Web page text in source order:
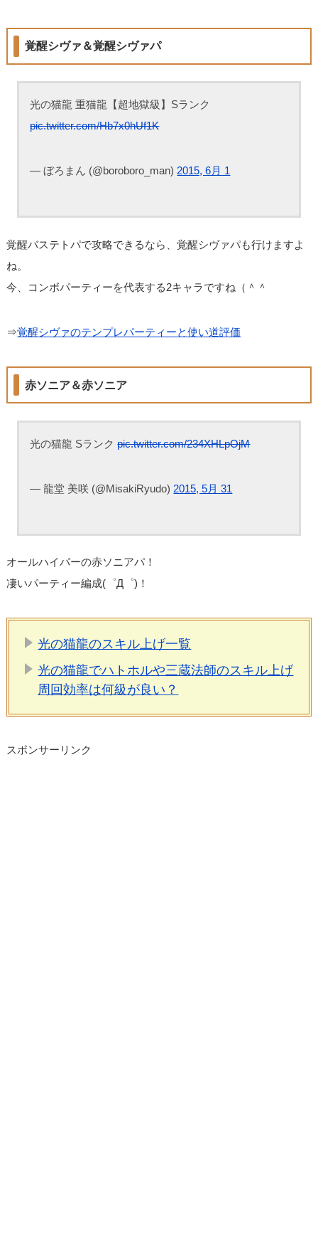
覚醒シヴァ＆覚醒シヴァパ
光の猫龍 重猫龍【超地獄級】Sランク
pic.twitter.com/Hb7x0hUf1K
— ぼろまん (@boroboro_man)2015, 6月 1
覚醒バステトパで攻略できるなら、覚醒シヴァパも行けますよ
ね。
今、コンボパーティーを代表する2キャラですね（＾＾
⇒覚醒シヴァのテンプレパーティーと使い道評価
赤ソニア＆赤ソニア
光の猫龍 Sランクpic.twitter.com/234XHLpOjM
— 龍堂 美咲 (@MisakiRyudo) 2015, 5月 31
オールハイパーの赤ソニアパ！
凄いパーティー編成(゜Д゜)！
光の猫龍のスキル上げ一覧
光の猫龍でハトホルや三蔵法師のスキル上げ
周回効率は何級が良い？
スポンサーリンク